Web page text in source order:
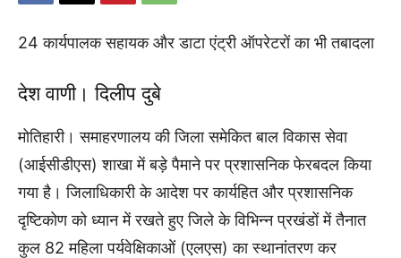
24 कार्यपालक सहायक और डाटा एंट्री ऑपरेटरों का भी तबादला
देश वाणी। दिलीप दुबे
मोतिहारी। समाहरणालय की जिला समेकित बाल विकास सेवा
(आईसीडीएस) शाखा में बड़े पैमाने पर प्रशासनिक फेरबदल किया
गया है। जिलाधिकारी के आदेश पर कार्यहित और प्रशासनिक
दृष्टिकोण को ध्यान में रखते हुए जिले के विभिन्न प्रखंडों में तैनात
कुल 82 महिला पर्यवेक्षिकाओं (एलएस) का स्थानांतरण कर